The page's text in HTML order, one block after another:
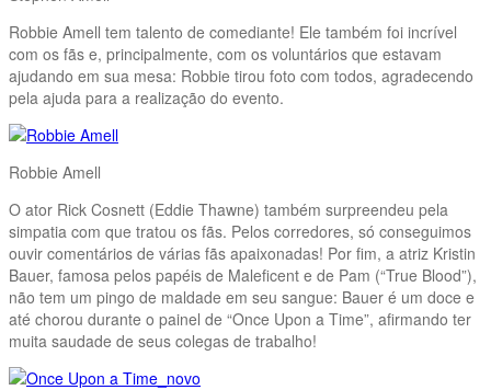
Robbie Amell tem talento de comediante! Ele também foi incrível
com os fãs e, principalmente, com os voluntários que estavam
ajudando em sua mesa: Robbie tirou foto com todos, agradecendo
pela ajuda para a realização do evento.
Robbie Amell
O ator Rick Cosnett (Eddie Thawne) também surpreendeu pela
simpatia com que tratou os fãs. Pelos corredores, só conseguimos
ouvir comentários de várias fãs apaixonadas! Por fim, a atriz Kristin
Bauer, famosa pelos papéis de Maleficent e de Pam (“True Blood”),
não tem um pingo de maldade em seu sangue: Bauer é um doce e
até chorou durante o painel de “Once Upon a Time”, afirmando ter
muita saudade de seus colegas de trabalho!